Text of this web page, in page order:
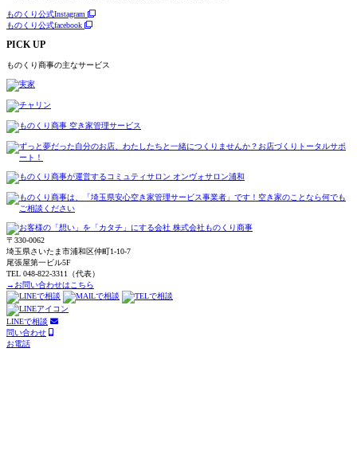
ものくり公式Instagram
ものくり公式facebook
PICK UP
ものくり商事の主なサービス
〒330-0062
埼玉県さいたま市浦和区仲町1-10-7
尾張屋第一ビル5F
TEL 048-822-3311（代表）
→お問い合わせはこちら
LINEで相談
問い合わせ
お電話